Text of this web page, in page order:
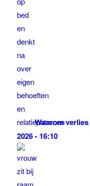
Waarom
2026 - 16:10